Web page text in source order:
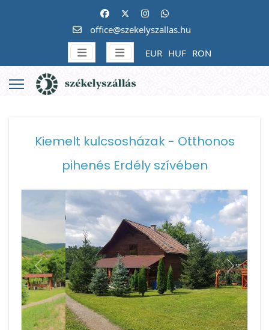
office@szekelyszallas.hu
EUR HUF RON
Kiemelt kulcsosházak - Otthonos
pihenés Erdély szívében
Vissza